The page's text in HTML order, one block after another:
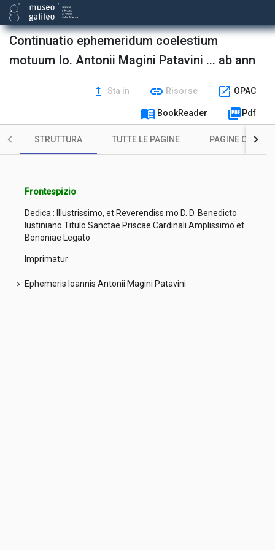
Continuatio ephemeridum coelestium
motuum Io. Antonii Magini Patavini ... ab ann
upgrade Sta in link Risorse open_in_new OPAC
menu_book BookReader picture_as_pdf Pdf
STRUTTURA TUTTE LE PAGINE PAGINE CON
Frontespizio
Dedica : Illustrissimo, et Reverendiss.mo D. D. Benedicto
Iustiniano Titulo Sanctae Priscae Cardinali Amplissimo et
Bononiae Legato
Imprimatur
chevron_right Ephemeris Ioannis Antonii Magini Patavini